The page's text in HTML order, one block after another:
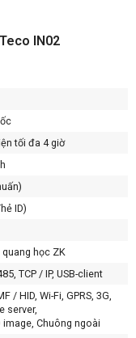
IN02
tối đa 4 giờ
ID)
học ZK
TCP / IP, USB-client
/ HID, Wi-Fi, GPRS, 3G,
server,
image, Chuông ngoài